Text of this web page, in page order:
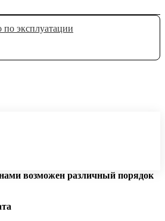
по эксплуатации
возможен различный порядок